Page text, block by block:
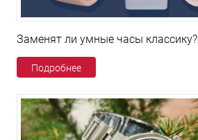
Заменят ли умные часы классику?
Подробнее